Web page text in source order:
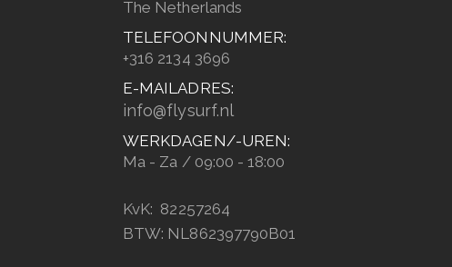
The Netherlands
TELEFOONNUMMER:
+316 2134 3696
E-MAILADRES:
info@flysurf.nl
WERKDAGEN/-UREN:
Ma - Za / 09:00 - 18:00
KvK: 82257264
BTW: NL862397790B01